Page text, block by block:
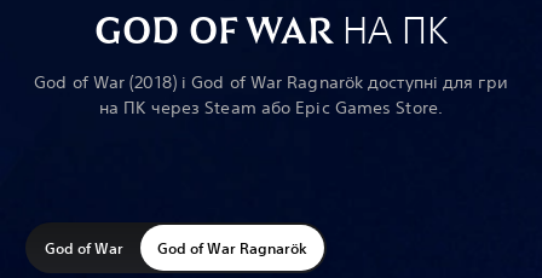
GOD OF WAR НА ПК
God of War (2018) і God of War Ragnarök доступні для гри
на ПК через Steam або Epic Games Store.
God of War God of War Ragnarök